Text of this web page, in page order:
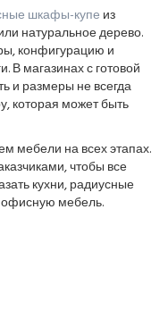
шкафы-купе из
натуральное дерево.
конфигурацию и
В магазинах с готовой
и размеры не всегда
которая может быть
мебели на всех этапах.
чтобы все
кухни, радиусные
мебель.